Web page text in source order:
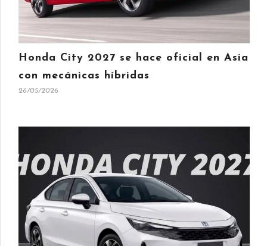
Honda City 2027 se hace oficial en Asia
con mecánicas híbridas
26/05/2026